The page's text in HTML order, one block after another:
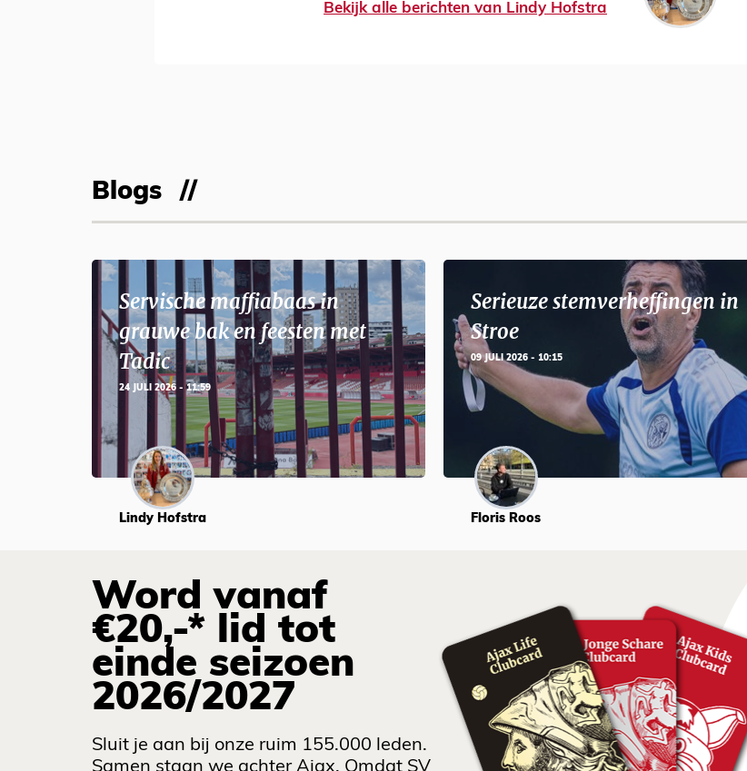
Bekijk alle berichten van Lindy Hofstra
Blogs
Servische maffiabaas in
grauwe bak en feesten met
Tadic
24 JULI 2026 - 11:59
Lindy Hofstra
Serieuze stemverheffingen in
Stroe
09 JULI 2026 - 10:15
Floris Roos
Word vanaf
€20,-* lid tot
einde seizoen
2026/2027
Sluit je aan bij onze ruim 155.000 leden.
Samen staan we achter Ajax. Omdat SV